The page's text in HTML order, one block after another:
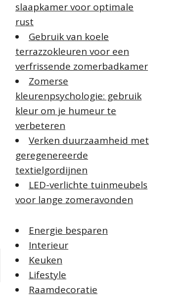
slaapkamer voor optimale
rust
Gebruik van koele
terrazzokleuren voor een
verfrissende zomerbadkamer
Zomerse
kleurenpsychologie: gebruik
kleur om je humeur te
verbeteren
Verken duurzaamheid met
geregenereerde
textielgordijnen
LED-verlichte tuinmeubels
voor lange zomeravonden
Energie besparen
Interieur
Keuken
Lifestyle
Raamdecoratie